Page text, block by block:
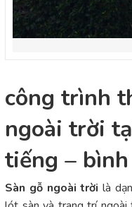
công trình
ngoài trời
tiếng –
Sàn gỗ ngoài trời là